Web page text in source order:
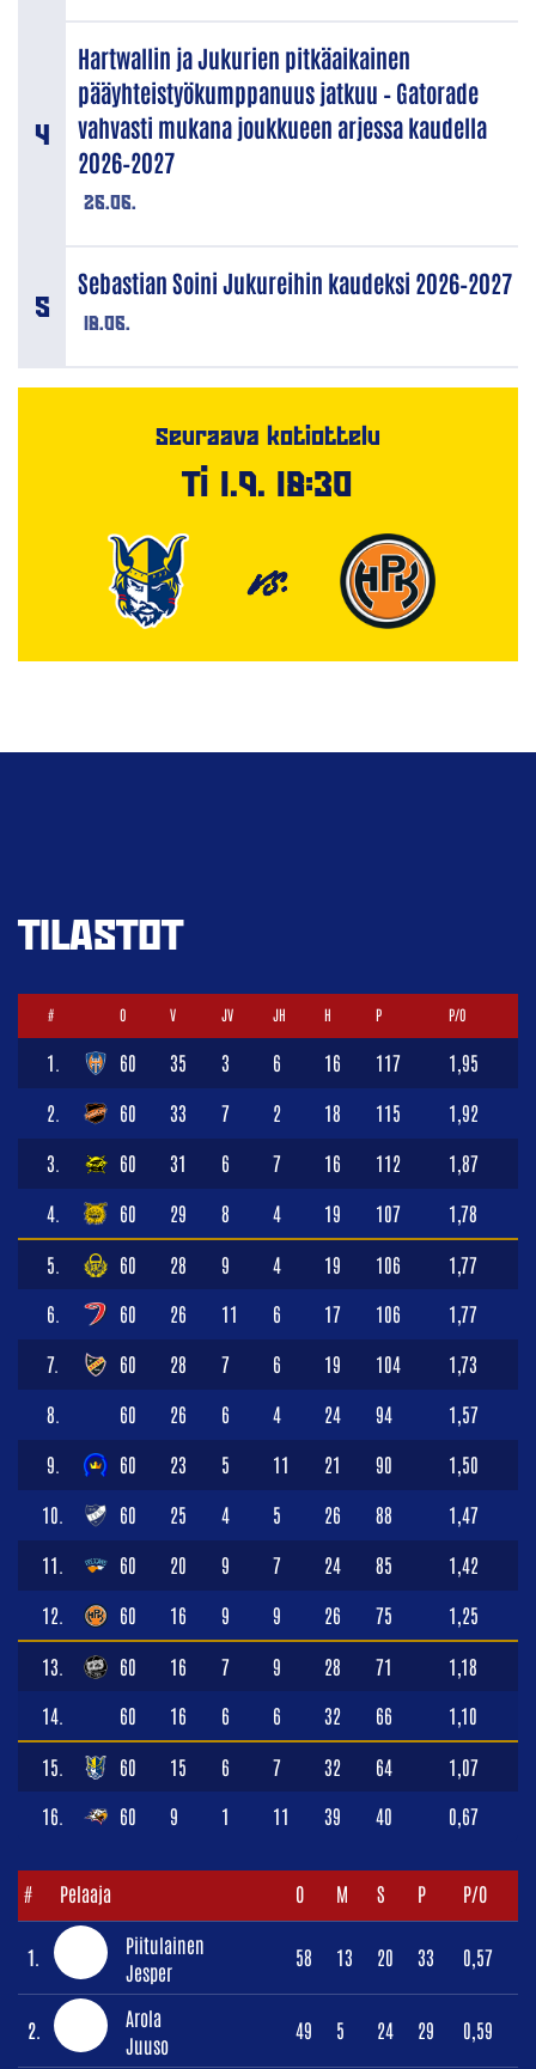
26.06.
Hartwallin ja Jukurien pitkäaikainen
pääyhteistyökumppanuus jatkuu – Gatorade
vahvasti mukana joukkueen arjessa kaudella
2026–2027
18.06.
Sebastian Soini Jukureihin kaudeksi 2026–2027
Seuraava kotiottelu
Ti 1.9. 18:30
VS.
TILASTOT
# O V JV JH H P P/O
1. 60 35 3 6 16 117 1,95
2. 60 33 7 2 18 115 1,92
3. 60 31 6 7 16 112 1,87
4. 60 29 8 4 19 107 1,78
5. 60 28 9 4 19 106 1,77
6. 60 26 11 6 17 106 1,77
7. 60 28 7 6 19 104 1,73
8. 60 26 6 4 24 94 1,57
9. 60 23 5 11 21 90 1,50
10. 60 25 4 5 26 88 1,47
11. 60 20 9 7 24 85 1,42
12. 60 16 9 9 26 75 1,25
13. 60 16 7 9 28 71 1,18
14. 60 16 6 6 32 66 1,10
15. 60 15 6 7 32 64 1,07
16. 60 9 1 11 39 40 0,67
# Pelaaja O M S P P/O
1.
Piitulainen
Jesper
58 13 20 33 0,57
2.
Arola
Juuso
49 5 24 29 0,59